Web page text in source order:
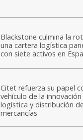
Blackstone culmina la
una cartera logística
con siete activos en
Citet refuerza su papel
vehículo de la
logística y distribución de
mercancías